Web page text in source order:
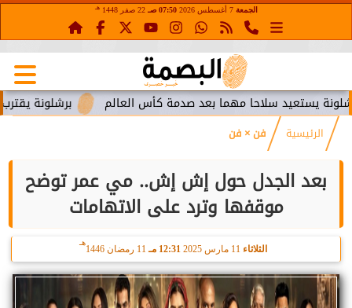
الجمعة 7 أغسطس 2026 07:50 صـ 22 صفر 1448 هـ
برشلونة يقترب من سلاحا مهما بعد صدمة كأس العالم
الرئيسية فن × فن
بعد الجدل حول إش إش.. مي عمر توضح
موقفها وترد على الاتهامات
الثلاثاء 12:31 مـ 11 رمضان 1446
هـ